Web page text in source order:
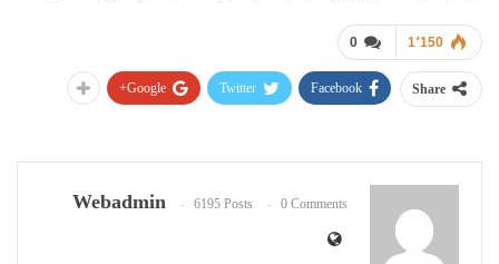
0 1٬150
Share
Facebook
Twitter
Google+
Webadmin 6195 Posts 0 Comments